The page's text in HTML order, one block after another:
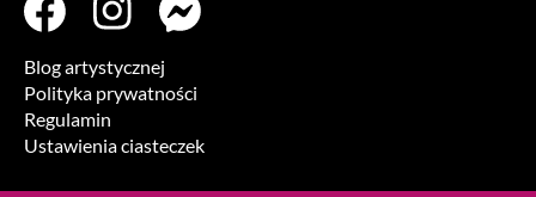
Blog artystycznej
Polityka prywatności
Regulamin
Ustawienia ciasteczek